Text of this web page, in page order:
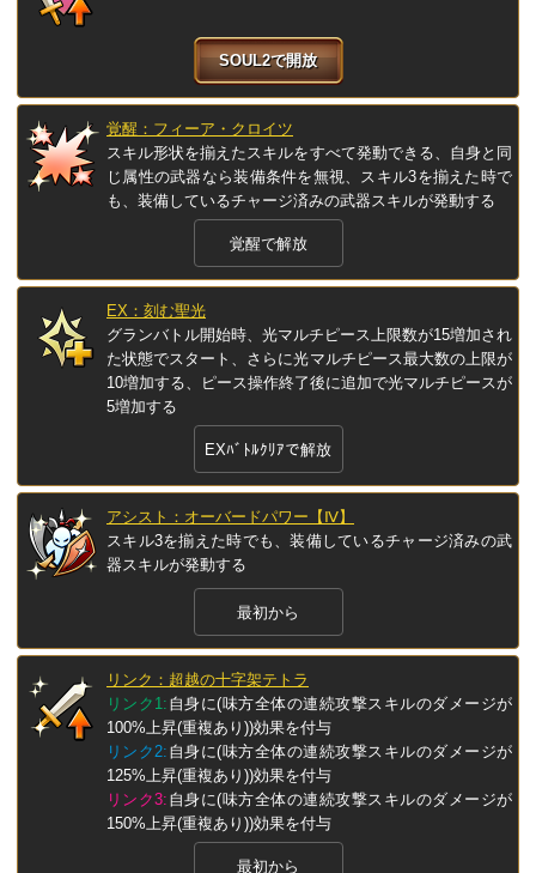
SOUL2で開放
覚醒：フィーア・クロイツ
スキル形状を揃えたスキルをすべて発動できる、自身と同
じ属性の武器なら装備条件を無視、スキル3を揃えた時で
も、装備しているチャージ済みの武器スキルが発動する
覚醒で解放
EX：刻む聖光
グランバトル開始時、光マルチピース上限数が15増加され
た状態でスタート、さらに光マルチピース最大数の上限が
10増加する、ピース操作終了後に追加で光マルチピースが
5増加する
EXﾊﾞﾄﾙｸﾘｱで解放
アシスト：オーバードパワー【Ⅳ】
スキル3を揃えた時でも、装備しているチャージ済みの武
器スキルが発動する
最初から
リンク：超越の十字架テトラ
リンク1: 自身に(味方全体の連続攻撃スキルのダメージが
100%上昇(重複あり))効果を付与
リンク2: 自身に(味方全体の連続攻撃スキルのダメージが
125%上昇(重複あり))効果を付与
リンク3: 自身に(味方全体の連続攻撃スキルのダメージが
150%上昇(重複あり))効果を付与
最初から